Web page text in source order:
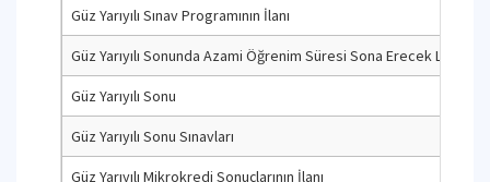
Güz Yarıyılı Sınav Programının İlanı
Güz Yarıyılı Sonunda Azami Öğrenim Süresi Sona Erecek
Güz Yarıyılı Sonu
Güz Yarıyılı Sonu Sınavları
Güz Yarıyılı Mikrokredi Sonuçlarının İlanı